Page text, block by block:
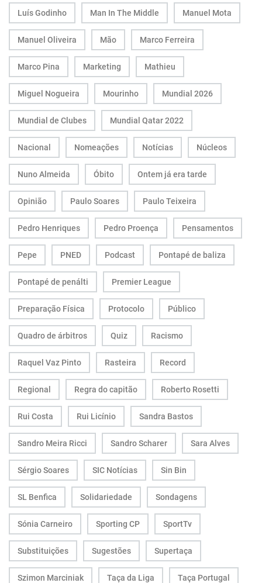
Luís Godinho Man In The Middle Manuel Mota
Manuel Oliveira Mão Marco Ferreira
Marco Pina Marketing Mathieu
Miguel Nogueira Mourinho Mundial 2026
Mundial de Clubes Mundial Qatar 2022
Nacional Nomeações Notícias Núcleos
Nuno Almeida Óbito Ontem já era tarde
Opinião Paulo Soares Paulo Teixeira
Pedro Henriques Pedro Proença Pensamentos
Pepe PNED Podcast Pontapé de baliza
Pontapé de penálti Premier League
Preparação Física Protocolo Público
Quadro de árbitros Quiz Racismo
Raquel Vaz Pinto Rasteira Record
Regional Regra do capitão Roberto Rosetti
Rui Costa Rui Licínio Sandra Bastos
Sandro Meira Ricci Sandro Scharer Sara Alves
Sérgio Soares SIC Notícias Sin Bin
SL Benfica Solidariedade Sondagens
Sónia Carneiro Sporting CP SportTv
Substituições Sugestões Supertaça
Szimon Marciniak Taça da Liga Taça Portugal